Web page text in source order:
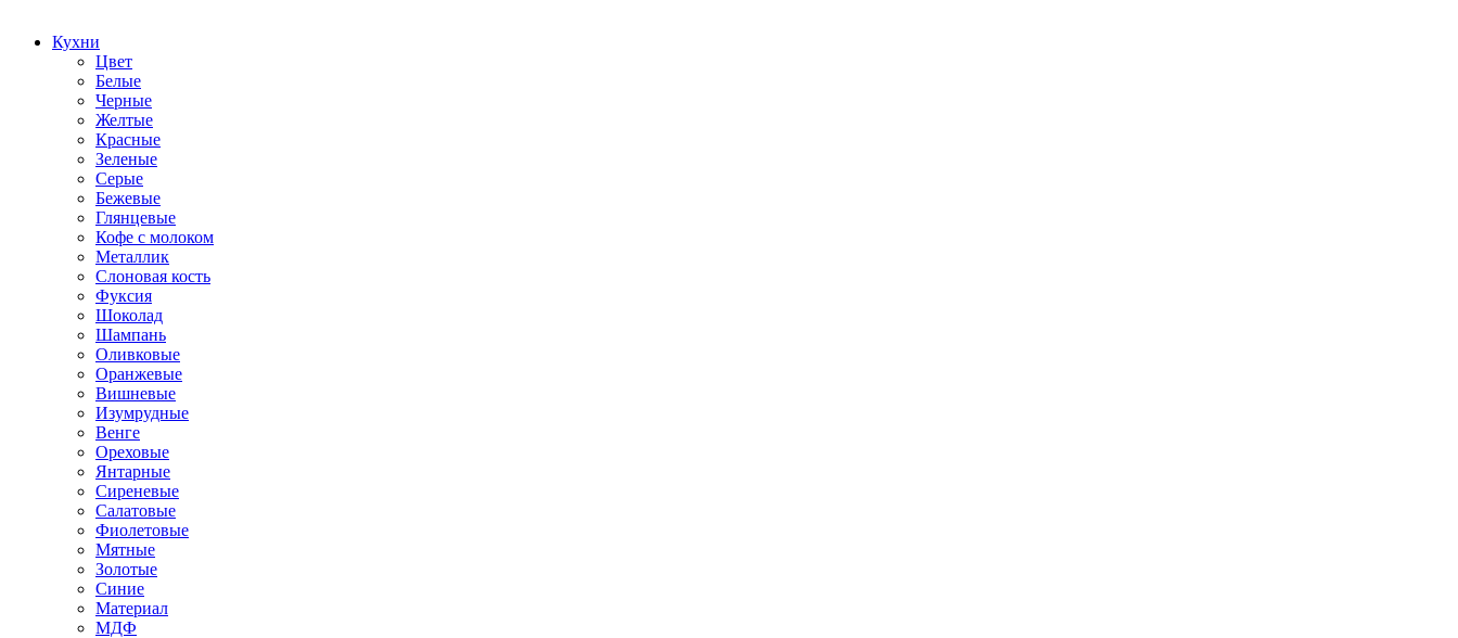
Кухни
Цвет
Белые
Черные
Желтые
Красные
Зеленые
Серые
Бежевые
Глянцевые
Кофе с молоком
Металлик
Слоновая кость
Фуксия
Шоколад
Шампань
Оливковые
Оранжевые
Вишневые
Изумрудные
Венге
Ореховые
Янтарные
Сиреневые
Салатовые
Фиолетовые
Мятные
Золотые
Синие
Материал
МДФ